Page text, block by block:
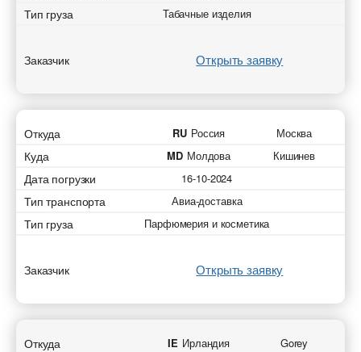
Тип груза Табачные изделия
Заказчик Открыть заявку
Откуда RU Россия Москва
Куда MD Молдова Кишинев
Дата погрузки 16-10-2024
Тип транспорта Авиа-доставка
Тип груза Парфюмерия и косметика
Заказчик Открыть заявку
Откуда IE Ирландия Gorey